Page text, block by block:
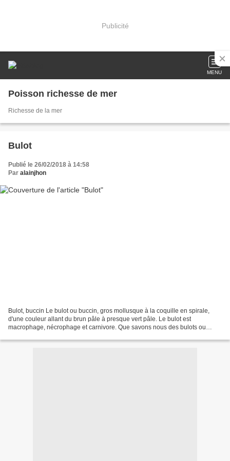
Publicité
MENU
Poisson richesse de mer
Richesse de la mer
Bulot
Publié le 26/02/2018 à 14:58
Par alainjhon
Bulot, buccin Le bulot ou buccin, gros mollusque à la coquille en spirale,
d'une couleur allant du brun pâle à presque vert pâle. Le bulot est
macrophage, nécrophage et carnivore. Que savons nous des bulots ou